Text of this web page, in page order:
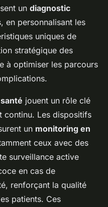
un diagnostic
en personnalisant les
uniques de
stratégique des
à optimiser les parcours
jouent un rôle clé
continu. Les dispositifs
un monitoring en
ceux avec des
surveillance active
en cas de
renforçant la qualité
patients. Ces